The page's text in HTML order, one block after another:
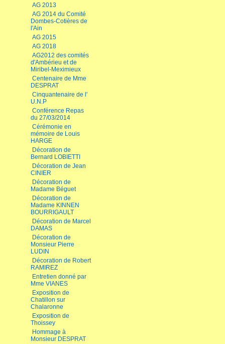
AG 2013
AG 2014 du Comité
Dombes-Cotières de
l'Ain
AG 2015
AG 2018
AG2012 des comités
d'Ambérieu et de
Miribel-Meximieux
Centenaire de Mme
DESPRAT
Cinquantenaire de l'
U.N.P
Conférence Repas
du 27/03/2014
Cérémonie en
mémoire de Louis
HARGE
Décoration de
Bernard LOBIETTI
Décoration de Jean
CINIER
Décoration de
Madame Béguet
Décoration de
Madame KINNEN
BOURRIGAULT
Décoration de Marcel
DAMAS
Décoration de
Monsieur Pierre
LUDIN
Décoration de Robert
RAMIREZ
Entretien donné par
Mme VIANES
Exposition de
Chatillon sur
Chalaronne
Exposition de
Thoissey
Hommage à
Monsieur DESPRAT